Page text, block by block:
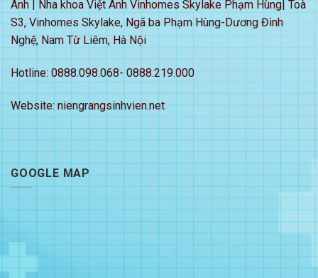
Anh | Nha khoa Việt Anh Vinhomes Skylake Phạm Hùng| Toà
S3, Vinhomes Skylake, Ngã ba Phạm Hùng-Dương Đình
Nghệ, Nam Từ Liêm, Hà Nội
Hotline: 0888.098.068- 0888.219.000
Website: niengrangsinhvien.net
GOOGLE MAP